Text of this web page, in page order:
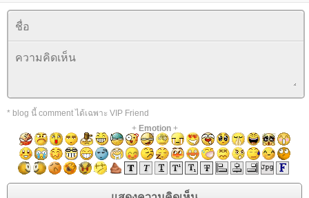
* blog นี้ comment ได้เฉพาะ VIP Friend
+ Emotion+